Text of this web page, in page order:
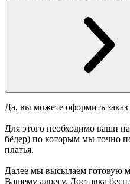
Да, вы можете оформить заказ
Для этого необходимо ваши
бёдер) по которым мы точно
платья.
Далее мы высылаем готовую
Вашему адресу. Доставка